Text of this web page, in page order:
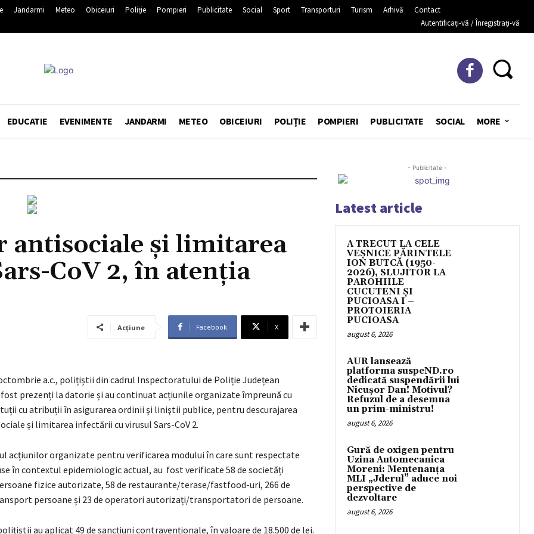
Jandarmi Meteo Obiceiuri Poliție Pompieri Publicitate Social Sport Transporturi Turism Arhivă
Contact
Autentificați-vă / Înregistrați-vă
EDUCATIE EVENIMENTE JANDARMI METEO OBICEIURI POLIȚIE POMPIERI PUBLICITATE SOCIAL MORE
antisociale și limitarea
CoV 2, în atenția
Acțiune Facebook X
a.c., polițiștii din cadrul Inspectoratului de Poliție Județean
prezenți la datorie și au continuat acțiunile organizate împreună cu
cu atribuții în asigurarea ordinii şi liniştii publice, pentru descurajarea
și limitarea infectării cu virusul Sars-CoV 2.
acțiunilor organizate pentru verificarea modului în care sunt respectate
în contextul epidemiologic actual, au fost verificate 58 de societăți
fizice autorizate, 58 de restaurante/terase/fastfood-uri, 266 de
persoane și 23 de operatori autorizați/transportatori de persoane.
au aplicat 49 de sancțiuni contravenționale, în valoare de 18.500 de lei.
- Publicitate -
Latest article
A TRECUT LA CELE
VEȘNICE PĂRINTELE
ION BUTCĂ (1950-
2026), SLUJITOR LA
PAROHIILE
CUCUTENI ȘI
PUCIOASA I –
PROTOIERIA
PUCIOASA
august 6, 2026
AUR lansează
platforma suspeND.ro
dedicată suspendării lui
Nicușor Dan! Motivul?
Refuzul de a desemna
un prim-ministru!
august 6, 2026
Gură de oxigen pentru
Uzina Automecanica
Moreni: Mentenanța
MLI „Jderul” aduce noi
perspective de
dezvoltare
august 6, 2026